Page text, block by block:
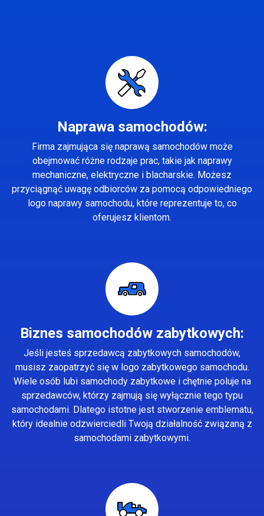
Naprawa samochodów:
Firma zajmująca się naprawą samochodów może
obejmować różne rodzaje prac, takie jak naprawy
mechaniczne, elektryczne i blacharskie. Możesz
przyciągnąć uwagę odbiorców za pomocą odpowiedniego
logo naprawy samochodu, które reprezentuje to, co
oferujesz klientom.
Biznes samochodów zabytkowych:
Jeśli jesteś sprzedawcą zabytkowych samochodów,
musisz zaopatrzyć się w logo zabytkowego samochodu.
Wiele osób lubi samochody zabytkowe i chętnie poluje na
sprzedawców, którzy zajmują się wyłącznie tego typu
samochodami. Dlatego istotne jest stworzenie emblematu,
który idealnie odzwierciedli Twoją działalność związaną z
samochodami zabytkowymi.